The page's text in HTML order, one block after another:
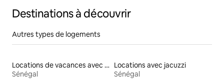
Destinations à découvrir
Autres types de logements
Locations de vacances avec piscine
Sénégal
Locations avec jacuzzi
Sénégal